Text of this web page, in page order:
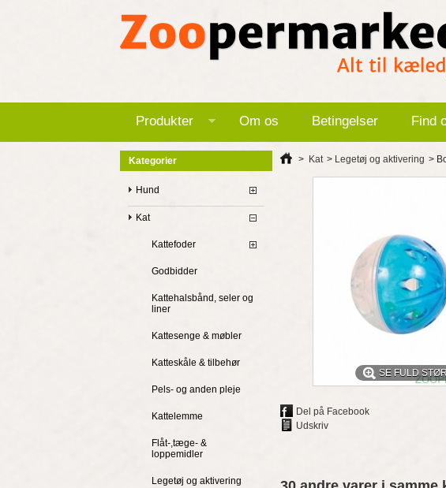
Produkter Om os Betingelser Find
Kategorier
Hund
Kat
Kattefoder
Godbidder
Kattehalsbånd, seler og
liner
Kattesenge & møbler
Katteskåle & tilbehør
Pels- og anden pleje
Kattelemme
Flåt-,tæge- &
loppemidler
Legetøj og aktivering
> Kat > Legetøj og aktivering >
SE FULD
Del på Facebook
Udskriv